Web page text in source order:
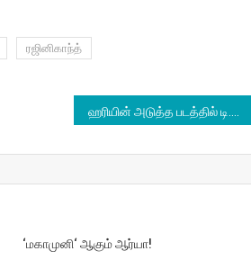
ரஜினிகாந்த்
ஹரியின் அடுத்த படத்தில் டி.எஸ்.பி
‘மகாமுனி‘ ஆகும் ஆர்யா!